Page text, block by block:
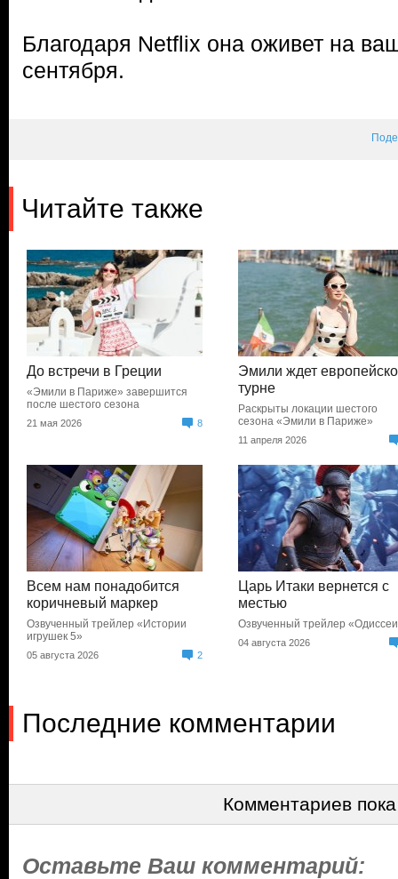
Благодаря Netflix она оживет на
сентября.
Читайте также
До встречи в Греции
«Эмили в Париже» завершится
после шестого сезона
21 мая 2026 8
Эмили ждет
турне
Раскрыты локации шестого
сезона «Эмили в Париже»
11 апреля 2026
Всем нам понадобится
коричневый маркер
Озвученный трейлер «Истории
игрушек 5»
05 августа 2026 2
Царь Итаки вернется с
местью
Озвученный трейлер
04 августа 2026
Последние комментарии
Комментариев
Оставьте Ваш комментарий: